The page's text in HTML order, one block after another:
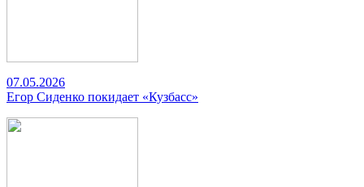
07.05.2026
Егор Сиденко покидает «Кузбасс»